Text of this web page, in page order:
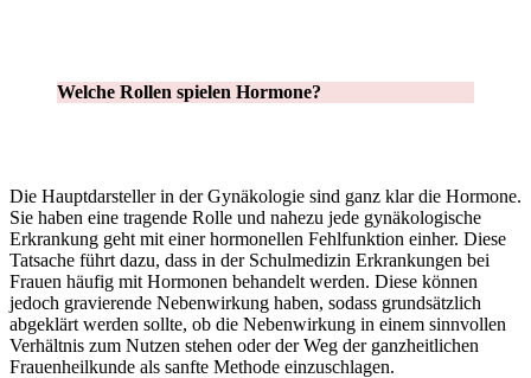
Welche Rollen spielen Hormone?
Die Hauptdarsteller in der Gynäkologie sind ganz klar die Hormone.
Sie haben eine tragende Rolle und nahezu jede gynäkologische
Erkrankung geht mit einer hormonellen Fehlfunktion einher. Diese
Tatsache führt dazu, dass in der Schulmedizin Erkrankungen bei
Frauen häufig mit Hormonen behandelt werden. Diese können
jedoch gravierende Nebenwirkung haben, sodass grundsätzlich
abgeklärt werden sollte, ob die Nebenwirkung in einem sinnvollen
Verhältnis zum Nutzen stehen oder der Weg der ganzheitlichen
Frauenheilkunde als sanfte Methode einzuschlagen.